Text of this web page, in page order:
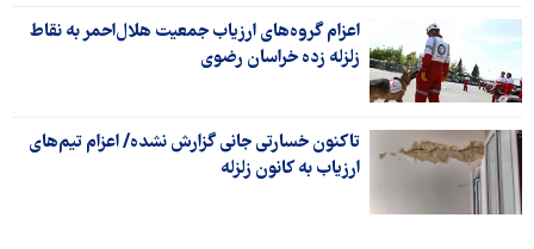
اعزام گروه‌های ارزیاب جمعیت هلال‌احمر به نقاط
زلزله زده خراسان رضوی
تاکنون خسارتی جانی گزارش نشده/ اعزام تیم‌های
ارزیاب به کانون زلزله